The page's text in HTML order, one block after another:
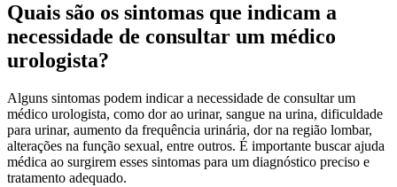
Quais são os sintomas que indicam a
necessidade de consultar um médico
urologista?
Alguns sintomas podem indicar a necessidade de consultar um
médico urologista, como dor ao urinar, sangue na urina, dificuldade
para urinar, aumento da frequência urinária, dor na região lombar,
alterações na função sexual, entre outros. É importante buscar ajuda
médica ao surgirem esses sintomas para um diagnóstico preciso e
tratamento adequado.